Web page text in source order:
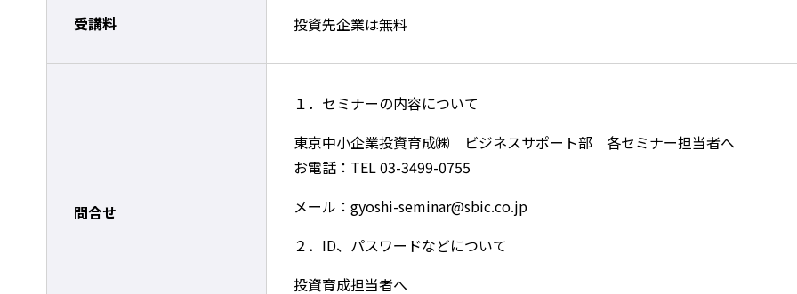
受講料 投資先企業は無料
問合せ
１．セミナーの内容について
東京中小企業投資育成㈱ ビジネスサポート部 各セミナー担当者へ
お電話：TEL 03-3499-0755
メール：gyoshi-seminar@sbic.co.jp
２．ID、パスワードなどについて
投資育成担当者へ